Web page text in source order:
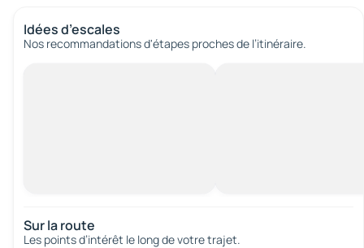
Idées d’escales
Nos recommandations d'étapes proches de l’itinéraire.
Sur la route
Les points d’intérêt le long de votre trajet.